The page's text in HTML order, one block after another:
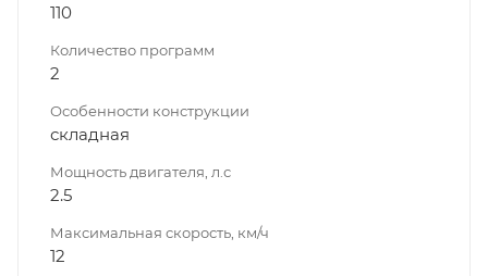
110
Количество программ
2
Особенности конструкции
складная
Мощность двигателя, л.с
2.5
Максимальная скорость, км/ч
12